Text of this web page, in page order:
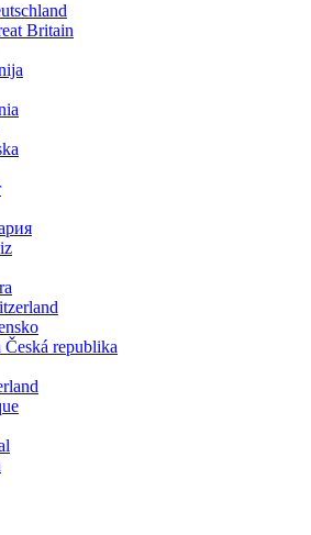
Britain
Česká republika